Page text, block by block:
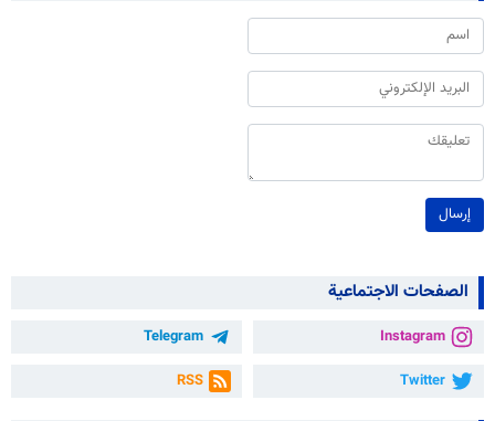
إرسال
الصفحات الاجتماعية
Instagram
Telegram
Twitter
RSS